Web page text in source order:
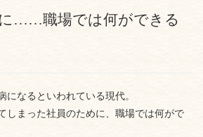
……職場では何ができる
になるといわれている現代。
しまった社員のために、職場では何がで